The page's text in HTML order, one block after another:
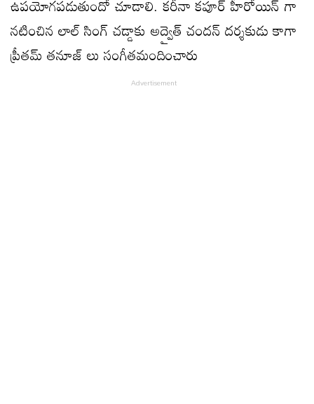
నటించిన లాల్ సింగ్ చడ్డాకు అద్వైత్ చందన్ దర్శకుడు కాగా
ప్రీతమ్ తనూజ్ లు సంగీతమందించారు